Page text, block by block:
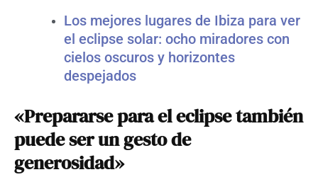
Los mejores lugares de Ibiza para ver
el eclipse solar: ocho miradores con
cielos oscuros y horizontes
despejados
«Prepararse para el eclipse también
puede ser un gesto de
generosidad»